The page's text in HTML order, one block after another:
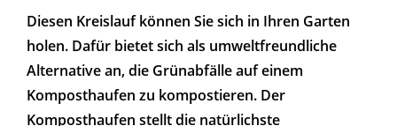
Diesen Kreislauf können Sie sich in Ihren Garten
holen. Dafür bietet sich als umweltfreundliche
Alternative an, die Grünabfälle auf einem
Komposthaufen zu kompostieren. Der
Komposthaufen stellt die natürlichste